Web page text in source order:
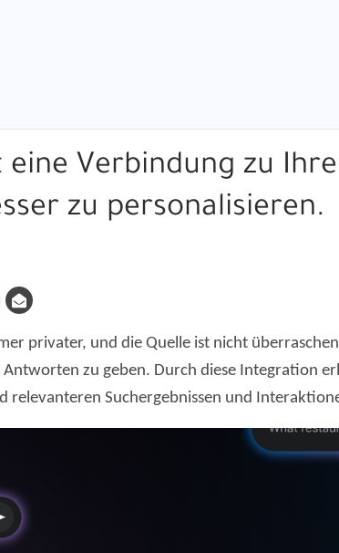
Verbindung zu
zu personalisieren.
privater, und die Quelle ist nicht
zu geben. Durch diese Integration
relevanteren Suchergebnissen und